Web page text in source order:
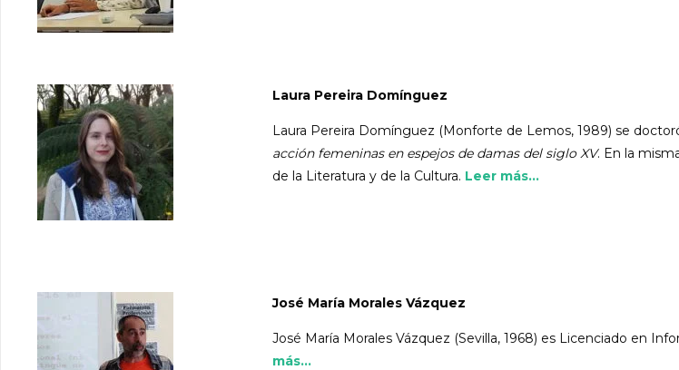
Laura Pereira Domínguez
Laura Pereira Domínguez (Monforte de Lemos, 1989) se
acción femeninas en espejos de damas del siglo XV. En la
de la Literatura y de la Cultura. Leer más...
José María Morales Vázquez
José María Morales Vázquez (Sevilla, 1968) es Licenciado en
más...